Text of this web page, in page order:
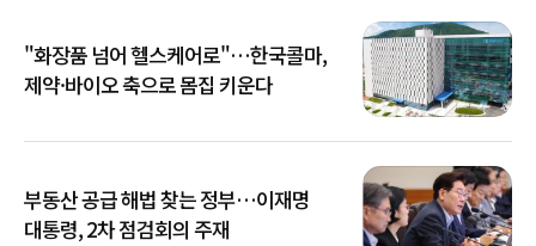
"화장품 넘어 헬스케어로"…한국콜마,
제약·바이오 축으로 몸집 키운다
부동산 공급 해법 찾는 정부…이재명
대통령, 2차 점검회의 주재